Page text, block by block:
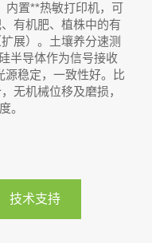
内置**热敏打印机，可
有机肥、植株中的有
展）。土壤养分速测
半导体作为信号接收
源稳定，一致性好。比
无机械位移及磨损，
。
技术支持